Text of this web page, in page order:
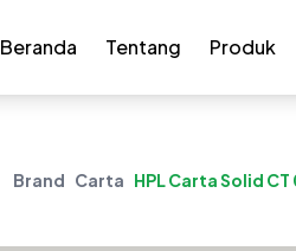
Beranda Tentang Produk
Brand Carta HPL Carta Solid